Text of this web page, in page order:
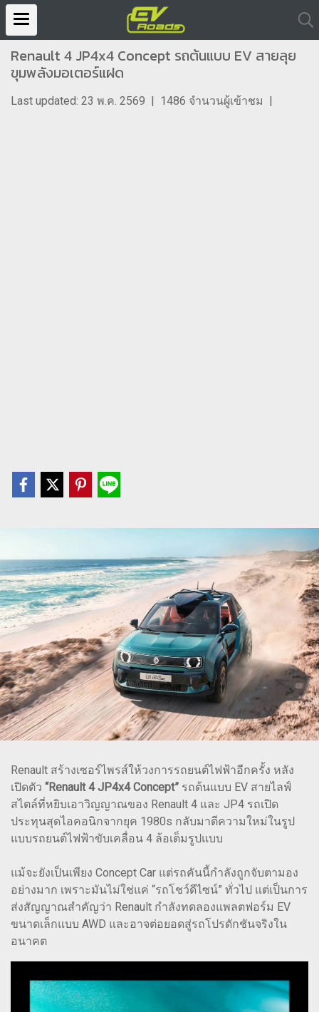
Renault 4 JP4x4 Concept รถต้นแบบ EV สายลุย
ขุมพลังมอเตอร์แฝด
Last updated: 23 พ.ค. 2569 | 1486 จำนวนผู้เข้าชม |
Renault สร้างเซอร์ไพรส์ให้วงการรถยนต์ไฟฟ้าอีกครั้ง หลัง
เปิดตัว “Renault 4 JP4x4 Concept” รถต้นแบบ EV สายไลฟ์
สไตล์ที่หยิบเอาวิญญาณของ Renault 4 และ JP4 รถเปิด
ประทุนสุดไอคอนิกจากยุค 1980s กลับมาตีความใหม่ในรูป
แบบรถยนต์ไฟฟ้าขับเคลื่อน 4 ล้อเต็มรูปแบบ
แม้จะยังเป็นเพียง Concept Car แต่รถคันนี้กำลังถูกจับตามอง
อย่างมาก เพราะมันไม่ใช่แค่ “รถโชว์ดีไซน์” ทั่วไป แต่เป็นการ
ส่งสัญญาณสำคัญว่า Renault กำลังทดลองแพลตฟอร์ม EV
ขนาดเล็กแบบ AWD และอาจต่อยอดสู่รถโปรดักชันจริงใน
อนาคต